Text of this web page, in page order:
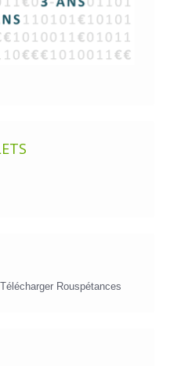
Télécharger Rouspétances